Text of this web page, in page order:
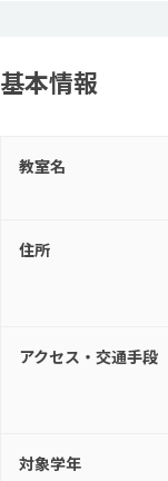
基本情報
教室名
住所
アクセス・交通手段
対象学年